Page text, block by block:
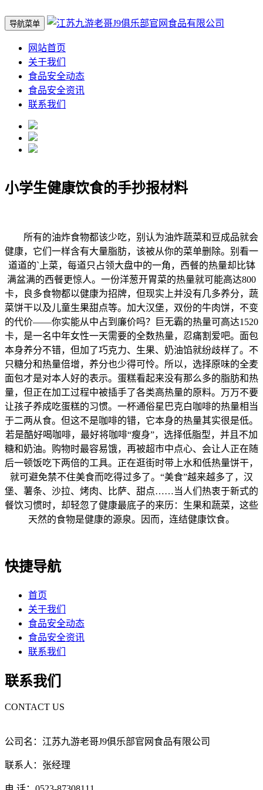
导航菜单
网站首页
关于我们
食品安全动态
食品安全资讯
联系我们
小学生健康饮食的手抄报材料
所有的油炸食物都该少吃，别认为油炸蔬菜和豆成品就会
健康，它们一样含有大量脂肪，该被从你的菜单删除。别看一
道道的`上菜，每道只占领大盘中的一角，西餐的热量却比钵
满盆满的西餐更惊人。一份洋葱开胃菜的热量就可能高达800
卡，良多食物都以健康为招牌，但现实上并没有几多养分，蔬
菜饼干以及儿童生果甜点等。加大汉堡，双份的牛肉饼，不变
的代价——你实能从中占到廉价吗？巨无霸的热量可高达1520
卡，是一名中年女性一天需要的全数热量，忍痛割爱吧。面包
本身养分不错，但加了巧克力、生果、奶油馅就纷歧样了。不
只糖分和热量倍增，养分也少得可怜。所以，选择原味的全麦
面包才是对本人好的表示。蛋糕看起来没有那么多的脂肪和热
量，但正在加工过程中被插手了各类高热量的原料。万万不要
让孩子养成吃蛋糕的习惯。一杯通俗星巴克白咖啡的热量相当
于二两从食。但这不是咖啡的错，它本身的热量其实很是低。
若是酷好喝咖啡，最好将咖啡“瘦身”，选择低脂型，并且不加
糖和奶油。购物时最容易饿，再被超市中点心、会让人正在随
后一顿饭吃下两倍的工具。正在逛街时带上水和低热量饼干，
就可避免禁不住美食而吃得过多了。“美食”越来越多了，汉
堡、薯条、沙拉、烤肉、比萨、甜点……当人们热衷于新式的
餐饮习惯时，却轻忽了健康最底子的来历：生果和蔬菜，这些
天然的食物是健康的源泉。因而，连结健康饮食。
快捷导航
首页
关于我们
食品安全动态
食品安全资讯
联系我们
联系我们
CONTACT US
公司名：江苏九游老哥J9俱乐部官网食品有限公司
联系人：张经理